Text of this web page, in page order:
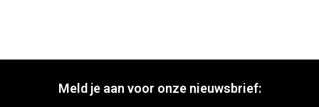
Meld je aan voor onze nieuwsbrief: